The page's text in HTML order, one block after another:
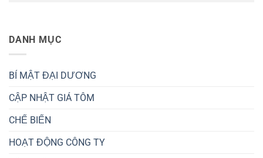
DANH MỤC
BÍ MẬT ĐẠI DƯƠNG
CẬP NHẬT GIÁ TÔM
CHẾ BIẾN
HOẠT ĐỘNG CÔNG TY